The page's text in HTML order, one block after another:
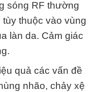
sóng RF thường
thuộc vào vùng
làn da. Cảm giác
quả các vấn đề
nhão, chảy xệ